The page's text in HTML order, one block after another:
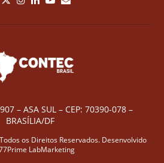
– ASA SUL – CEP: 70390-078 –
BRASÍLIA/DF
os Direitos Reservados. Desenvolvido
LabMarketing